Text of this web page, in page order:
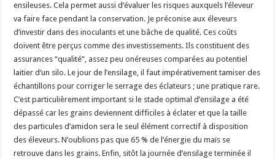
ensileuses. Cela permet aussi d’évaluer les risques auxquels l’éleveur
va faire face pendant la conservation. Je préconise aux éleveurs
d’investir dans des inoculants et une bâche de qualité. Ces coûts
doivent être perçus comme des investissements. Ils constituent des
assurances “qualité”, assez peu onéreuses comparées au potentiel
laitier d’un silo. Le jour de l’ensilage, il faut impérativement tamiser des
échantillons pour corriger le serrage des éclateurs ; une pratique rare.
C’est particulièrement important si le stade optimal d’ensilage a été
dépassé car les grains deviennent difficiles à éclater et que la taille
des particules d’amidon sera le seul élément correctif à disposition
des éleveurs. N’oublions pas que 65 % de l’énergie du maïs se
retrouve dans les grains. Enfin, sitôt la journée d’ensilage terminée il